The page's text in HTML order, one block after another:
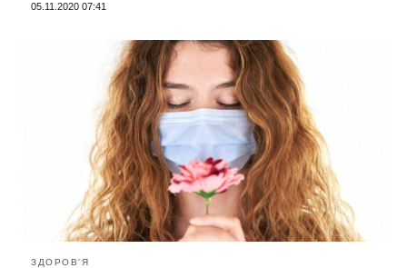
05.11.2020 07:41
ЗДОРОВ'Я